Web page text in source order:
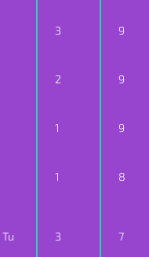
3 9
2 9
1 9
1 8
Tu
3 7